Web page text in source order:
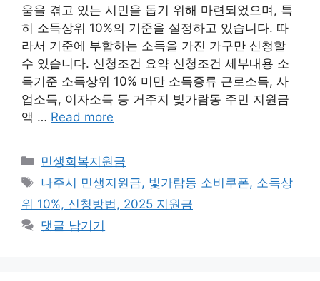
움을 겪고 있는 시민을 돕기 위해 마련되었으며, 특
히 소득상위 10%의 기준을 설정하고 있습니다. 따
라서 기준에 부합하는 소득을 가진 가구만 신청할
수 있습니다. 신청조건 요약 신청조건 세부내용 소
득기준 소득상위 10% 미만 소득종류 근로소득, 사
업소득, 이자소득 등 거주지 빛가람동 주민 지원금
액 … Read more
카
테
리
민생회복지원금
태
그
나주시 민생지원금, 빛가람동 소비쿠폰, 소득상
위 10%, 신청방법, 2025 지원금
댓글 남기기